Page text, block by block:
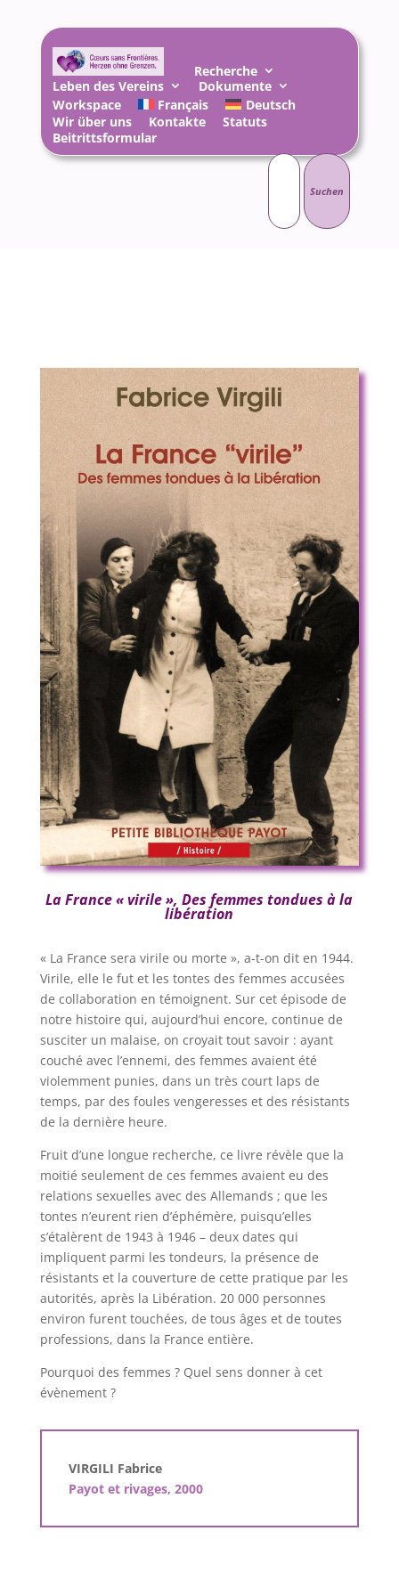
Recherche
Leben des Vereins
Dokumente
Workspace
Français
Deutsch
Wir über uns
Kontakte
Statuts
Beitrittsformular
Suchen
nach:
La France « virile », Des femmes tondues à la
libération
« La France sera virile ou morte », a-t-on dit en 1944.
Virile, elle le fut et les tontes des femmes accusées
de collaboration en témoignent. Sur cet épisode de
notre histoire qui, aujourd’hui encore, continue de
susciter un malaise, on croyait tout savoir : ayant
couché avec l’ennemi, des femmes avaient été
violemment punies, dans un très court laps de
temps, par des foules vengeresses et des résistants
de la dernière heure.
Fruit d’une longue recherche, ce livre révèle que la
moitié seulement de ces femmes avaient eu des
relations sexuelles avec des Allemands ; que les
tontes n’eurent rien d’éphémère, puisqu’elles
s’étalèrent de 1943 à 1946 – deux dates qui
impliquent parmi les tondeurs, la présence de
résistants et la couverture de cette pratique par les
autorités, après la Libération. 20 000 personnes
environ furent touchées, de tous âges et de toutes
professions, dans la France entière.
Pourquoi des femmes ? Quel sens donner à cet
évènement ?
VIRGILI Fabrice
Payot et rivages, 2000